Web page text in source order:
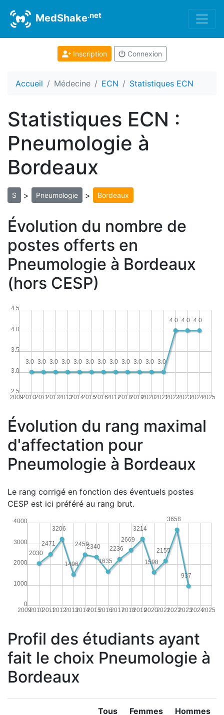
MedShake.net
Inscription Connexion
Accueil Médecine ECN Statistiques ECN
Statistiques ECN :
Pneumologie à
Bordeaux
S > Pneumologie > Bordeaux
Évolution du nombre de
postes offerts en
Pneumologie à Bordeaux
(hors CESP)
20092010201120122013201420152016201720182019202020212022202320242025
2.5
3.0
3.5
4.0
4.5
4.0
4.0
4.0
3.0
3.0
3.0
3.0
3.0
3.0
3.0
3.0
3.0
3.0
3.0
3.0
Évolution du rang maximal
d'affectation pour
Pneumologie à Bordeaux
Le rang corrigé en fonction des éventuels postes
CESP est ici préféré au rang brut.
20092010201120122013201420152016201720182019202020212022202320242025
0
1000
2000
3000
4000
937
3658
2155
1598
3214
2669
2236
1635
2340
2459
1496
3206
2471
2030
Profil des étudiants ayant
fait le choix Pneumologie à
Bordeaux
Tous Femmes Hommes